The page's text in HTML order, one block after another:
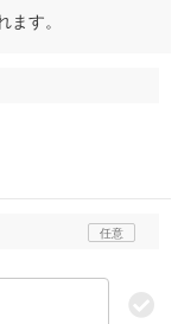
ます。